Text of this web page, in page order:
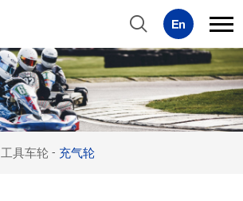
工具车轮 - 充气轮